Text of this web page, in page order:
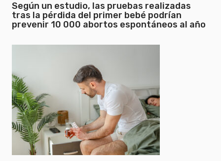
Según un estudio, las pruebas realizadas
tras la pérdida del primer bebé podrían
prevenir 10 000 abortos espontáneos al año